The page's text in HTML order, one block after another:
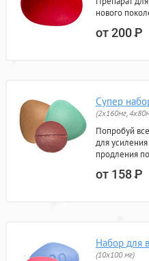
нового
от 200Р
Супер
(2х160мг,
Попробуй
для
продления
от 158Р
Набор для
(10х100 мг)